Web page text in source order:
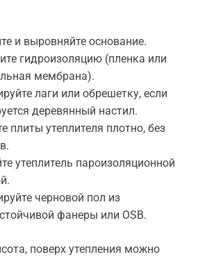
и выровняйте основание.
гидроизоляцию (пленка или
мембрана).
лаги или обрешетку, если
деревянный настил.
плиты утеплителя плотно, без
утеплитель пароизоляционной
черновой пол из
фанеры или OSB.
поверх утепления можно